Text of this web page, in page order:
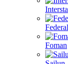
Federal
Foman